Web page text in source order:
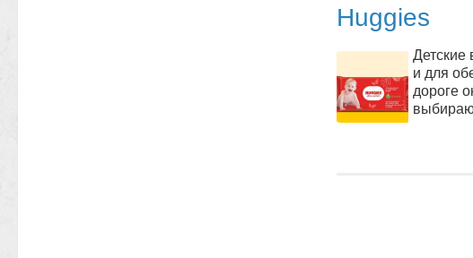
Huggies
Детские
и для
дороге